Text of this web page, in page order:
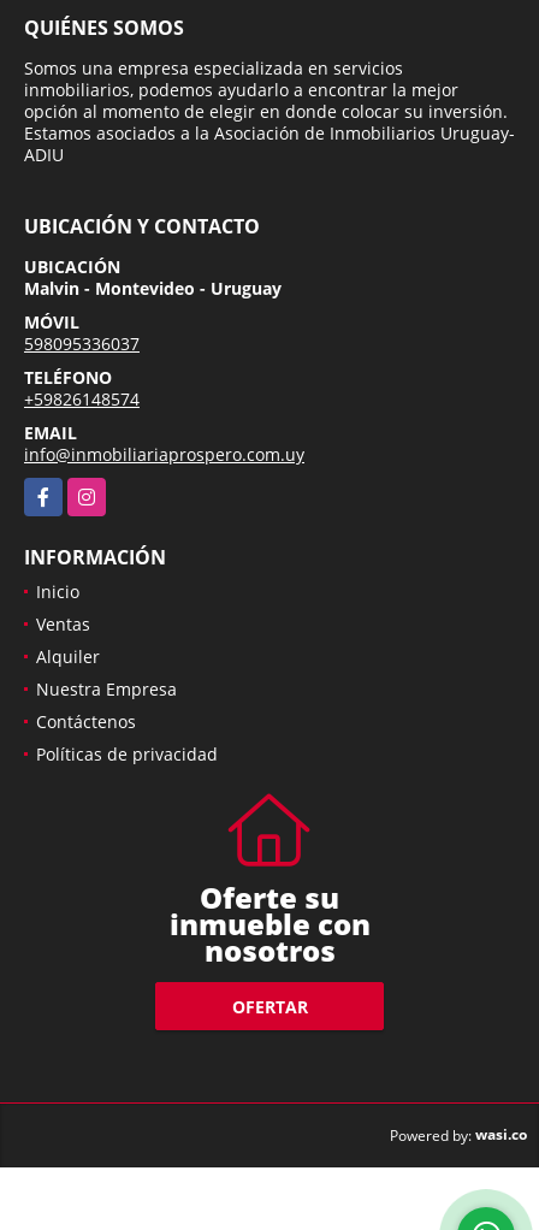
QUIÉNES SOMOS
Somos una empresa especializada en servicios
inmobiliarios, podemos ayudarlo a encontrar la mejor
opción al momento de elegir en donde colocar su inversión.
Estamos asociados a la Asociación de Inmobiliarios Uruguay-
ADIU
UBICACIÓN Y CONTACTO
UBICACIÓN
Malvin - Montevideo - Uruguay
MÓVIL
598095336037
TELÉFONO
+59826148574
EMAIL
info@inmobiliariaprospero.com.uy
FacebookInstagram
INFORMACIÓN
Inicio
Ventas
Alquiler
Nuestra Empresa
Contáctenos
Políticas de privacidad
Oferte su
inmueble con
nosotros
OFERTAR
Powered by:wasi.co